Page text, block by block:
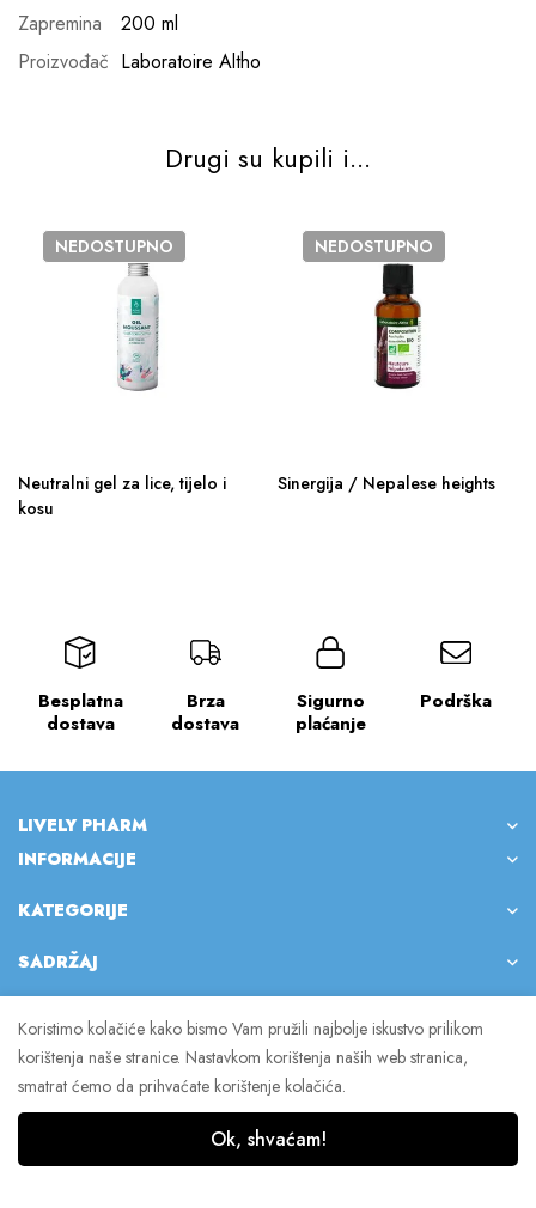
Zapremina
200 ml
Proizvođač Laboratoire Altho
Drugi su kupili i...
NEDOSTUPNO
Neutralni gel za lice, tijelo i
kosu
NEDOSTUPNO
Sinergija / Nepalese heights
Besplatna
dostava
Brza
dostava
Sigurno
plaćanje
Podrška
LIVELY PHARM
INFORMACIJE
KATEGORIJE
SADRŽAJ
© 2023 Lively Pharm. Sva prava pridržana.
Koristimo kolačiće kako bismo Vam pružili najbolje iskustvo prilikom
korištenja naše stranice. Nastavkom korištenja naših web stranica,
smatrat ćemo da prihvaćate korištenje kolačića.
Ok, shvaćam!